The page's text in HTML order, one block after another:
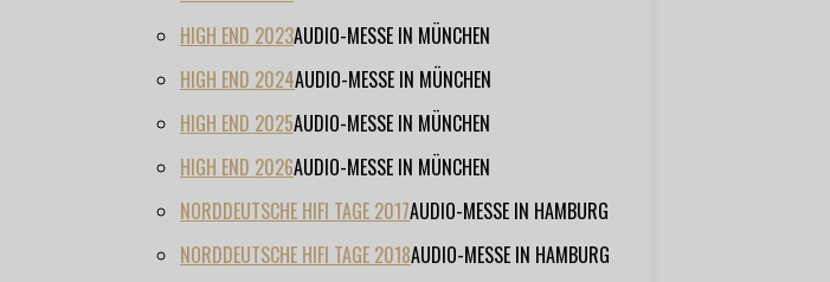
HIGH END 2023AUDIO-MESSE IN MÜNCHEN
HIGH END 2024AUDIO-MESSE IN MÜNCHEN
HIGH END 2025AUDIO-MESSE IN MÜNCHEN
HIGH END 2026AUDIO-MESSE IN MÜNCHEN
NORDDEUTSCHE HIFI TAGE 2017AUDIO-MESSE IN HAMBURG
NORDDEUTSCHE HIFI TAGE 2018AUDIO-MESSE IN HAMBURG